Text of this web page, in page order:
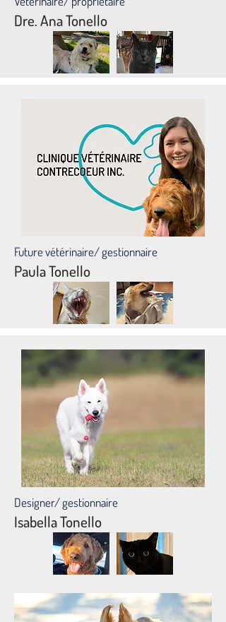
Dre. Ana Tonello
Future vétérinaire/ gestionnaire
Paula Tonello
Designer/ gestionnaire
Isabella Tonello